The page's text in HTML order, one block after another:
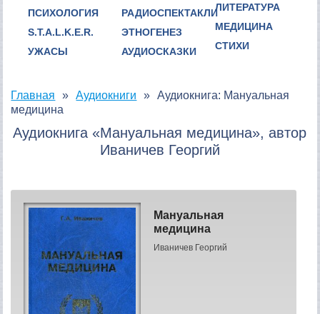
ПСИХОЛОГИЯ
S.T.A.L.K.E.R.
УЖАСЫ
РАДИОСПЕКТАКЛИ
ЭТНОГЕНЕЗ
АУДИОСКАЗКИ
ЛИТЕРАТУРА
МЕДИЦИНА
СТИХИ
Главная Аудиокниги
Аудиокнига: Мануальная
медицина
Аудиокнига «Мануальная медицина», автор
Иваничев Георгий
Мануальная
медицина
Иваничев Георгий